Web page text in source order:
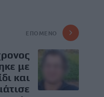
ΕΠΌΜΕΝΟ
με
και